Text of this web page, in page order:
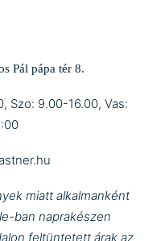
Pál pápa tér 8.
Szo: 9.00-16.00, Vas:
miatt alkalmanként
ban naprakészen
feltüntetett árak az